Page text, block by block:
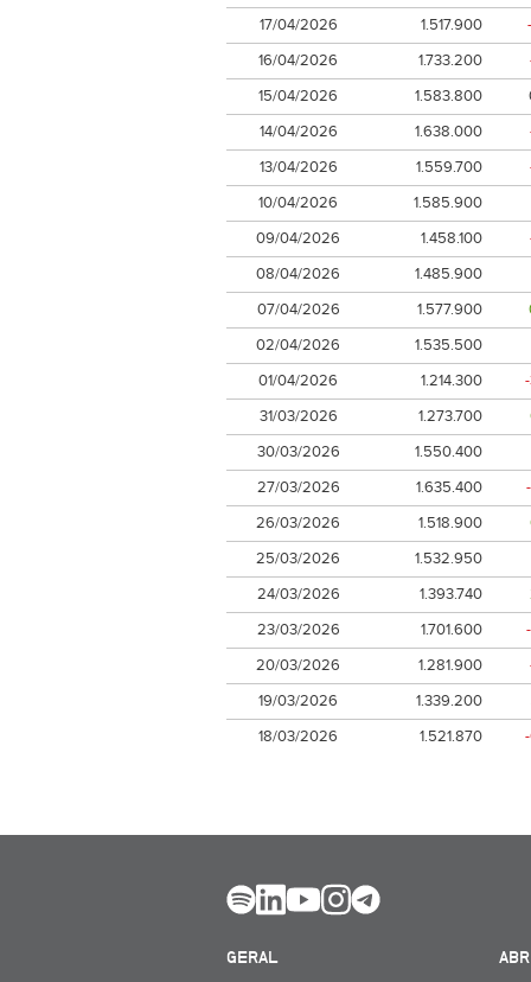
17/04/2026
1.517.900
16/04/2026
1.733.200
15/04/2026
1.583.800
14/04/2026
1.638.000
13/04/2026
1.559.700
10/04/2026
1.585.900
09/04/2026
1.458.100
08/04/2026
1.485.900
07/04/2026
1.577.900
02/04/2026
1.535.500
01/04/2026
1.214.300
31/03/2026
1.273.700
30/03/2026
1.550.400
27/03/2026
1.635.400
26/03/2026
1.518.900
25/03/2026
1.532.950
24/03/2026
1.393.740
23/03/2026
1.701.600
20/03/2026
1.281.900
19/03/2026
1.339.200
18/03/2026
1.521.870
GERAL